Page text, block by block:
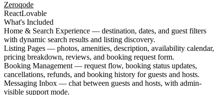
Zeroqode
ReactLovable
What's Included
Home & Search Experience — destination, dates, and guest filters
with dynamic search results and listing discovery.
Listing Pages — photos, amenities, description, availability calendar,
pricing breakdown, reviews, and booking request form.
Booking Management — request flow, booking status updates,
cancellations, refunds, and booking history for guests and hosts.
Messaging Inbox — chat between guests and hosts, with admin-
visible support mode.